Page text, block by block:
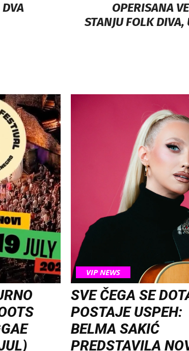
OPERISANA
STANJU FOLK DIVA,
VIP NEWS
SVE ČEGA SE
POSTAJE USPEH:
BELMA SAKIĆ
PREDSTAVILA